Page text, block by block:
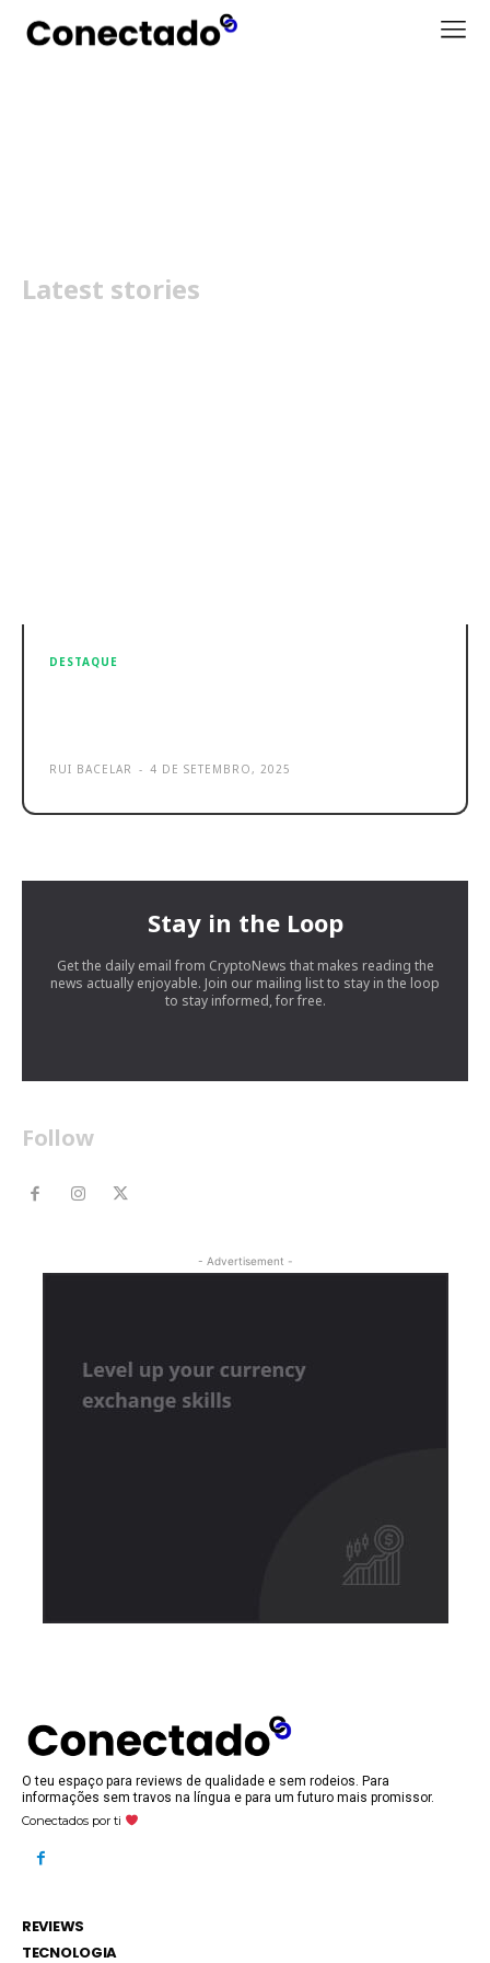
Latest stories
DESTAQUE
RUI BACELAR - 4 DE SETEMBRO, 2025
Stay in the Loop
Get the daily email from CryptoNews that makes reading the
news actually enjoyable. Join our mailing list to stay in the loop
to stay informed, for free.
Follow
- Advertisement -
O teu espaço para reviews de qualidade e sem rodeios. Para
informações sem travos na língua e para um futuro mais promissor.
Conectados por ti
REVIEWS
TECNOLOGIA